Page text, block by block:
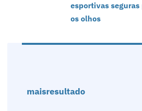
esportivas seguras
os olhos
maisresultado